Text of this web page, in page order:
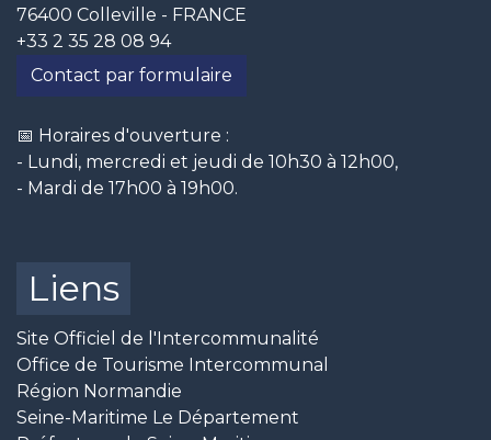
76400 Colleville - FRANCE
+33 2 35 28 08 94
Contact par formulaire
📅 Horaires d'ouverture :
- Lundi, mercredi et jeudi de 10h30 à 12h00,
- Mardi de 17h00 à 19h00.
Liens
Site Officiel de l'Intercommunalité
Office de Tourisme Intercommunal
Région Normandie
Seine-Maritime Le Département